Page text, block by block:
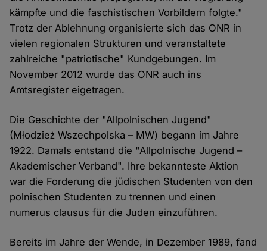
kämpfte und die faschistischen Vorbildern folgte."
Trotz der Ablehnung organisierte sich das ONR in
vielen regionalen Strukturen und veranstaltete
zahlreiche "patriotische" Kundgebungen. Im
November 2012 wurde das ONR auch ins
Amtsregister eigetragen.
Die Geschichte der "Allpolnischen Jugend"
(Młodzież Wszechpolska – MW) begann im Jahre
1922. Damals entstand die "Allpolnische Jugend –
Akademischer Verband". Ihre bekannteste Aktion
war die Forderung die jüdischen Studenten von den
polnischen Studenten zu trennen und einen
numerus clausus für die Juden einzuführen.
Bereits im Jahre der Wende, in Dezember 1989, fand